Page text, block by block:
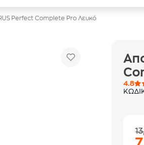
Perfect Complete Pro Λευκό
4.8